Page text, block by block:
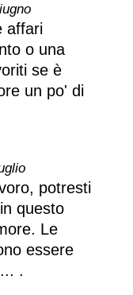
affari
o una
se è
un po' di
potresti
questo
Le
essere
.